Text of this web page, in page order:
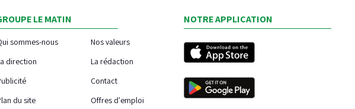
LE MATIN
sommes-nous
Nos valeurs
direction
La rédaction
Contact
du site
Offres d'emploi
NOTRE APPLICATION